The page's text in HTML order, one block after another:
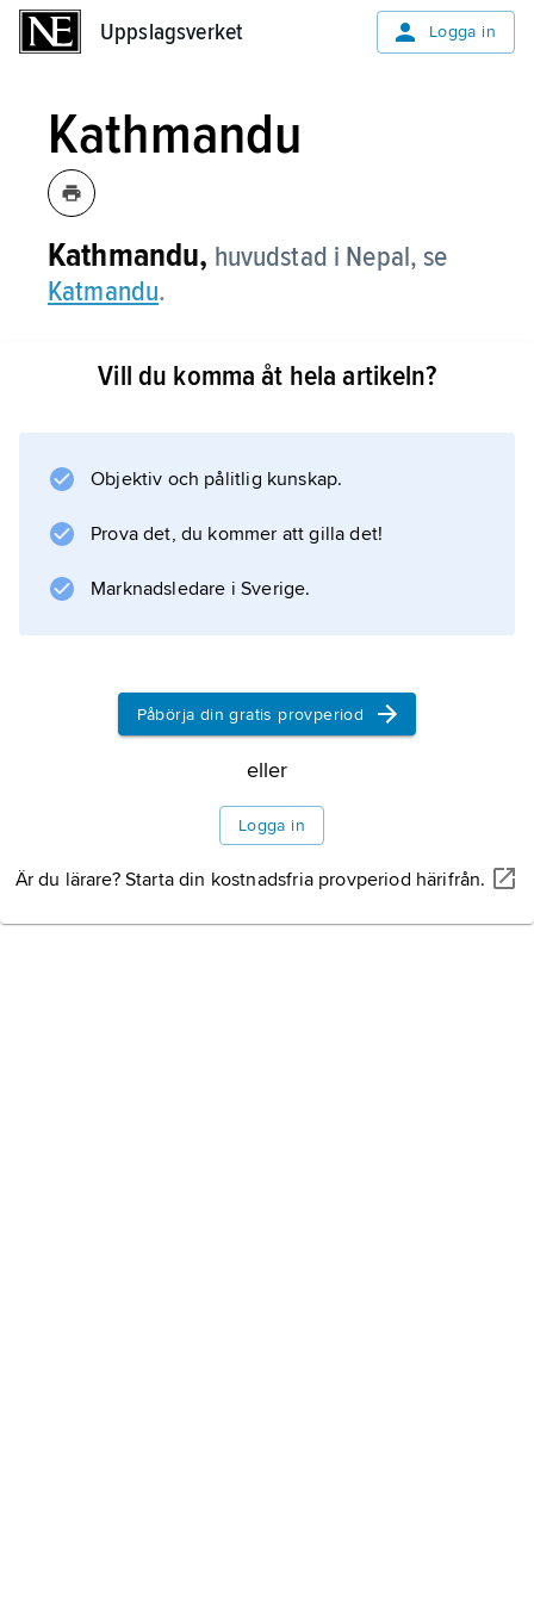
Uppslagsverket Logga in
Kathmandu
Kathmandu, huvudstad i Nepal, se
Katmandu.
Vill du komma åt hela artikeln?
Objektiv och pålitlig kunskap.
Prova det, du kommer att gilla det!
Marknadsledare i Sverige.
Påbörja din gratis provperiod
eller
Logga in
Är du lärare? Starta din kostnadsfria provperiod härifrån.